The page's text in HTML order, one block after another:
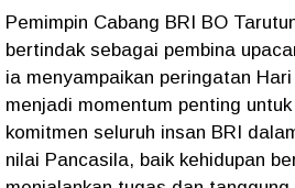
Pemimpin Cabang BRI BO
bertindak sebagai pembina
ia menyampaikan peringatan
menjadi momentum penting
komitmen seluruh insan BRI
nilai Pancasila, baik kehidupan